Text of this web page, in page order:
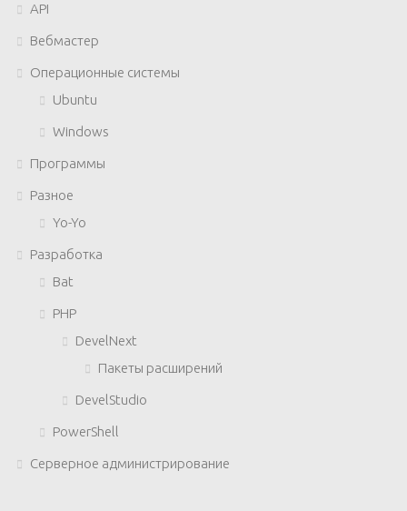
API
Вебмастер
Операционные системы
Ubuntu
Windows
Программы
Разное
Yo-Yo
Разработка
Bat
PHP
DevelNext
Пакеты расширений
DevelStudio
PowerShell
Серверное администрирование